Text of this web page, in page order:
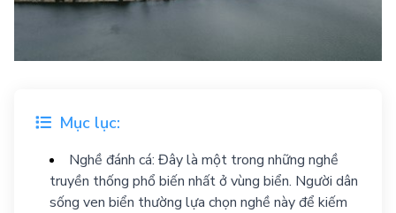
Mục lục:
Nghề đánh cá: Đây là một trong những nghề
truyền thống phổ biến nhất ở vùng biển. Người dân
sống ven biển thường lựa chọn nghề này để kiếm